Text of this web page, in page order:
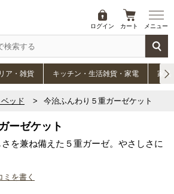
ログイン カート メニュー
ア・雑貨 キッチン・生活雑貨・家電 家具
ッド 今治ふんわり５重ガーゼケット
ーゼケット
を兼ね備えた５重ガーゼ。やさしさに
ミを書く